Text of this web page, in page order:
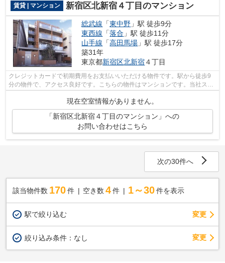
賃貸 | マンション 新宿区北新宿４丁目のマンション
総武線 「東中野 」駅 徒歩9分
東西線 「落合 」駅 徒歩11分
山手線 「高田馬場 」駅 徒歩17分
築31年
東京都新宿区北新宿４丁目
クレジットカードで初期費用をお支払いいただける物件です。駅から徒歩9
分の物件で、アクセス良好です。こちらの物件はマンションです。当社スタ
現在空室情報がありません。
「新宿区北新宿４丁目のマンション」への
お問い合わせはこちら
次の30件へ
該当物件数 170件 空き数 4 件 1～30 件を表示
駅で絞り込む 変更
絞り込み条件： なし 変更